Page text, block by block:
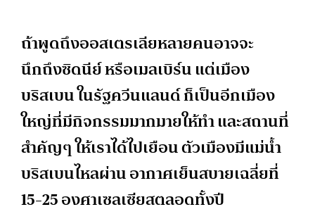
ถ้าพูดถึงออสเตรเลียหลายคนอาจจะ
นึกถึงซิดนีย์ หรือเมลเบิร์น แต่เมือง
บริสเบน ในรัฐควีนแลนด์ ก็เป็นอีกเมือง
ใหญ่ที่มีกิจกรรมมากมายให้ทำ และสถานที่
สำคัญๆ ให้เราได้ไปเยือน ตัวเมืองมีแม่น้ำ
บริสเบนไหลผ่าน อากาศเย็นสบายเฉลี่ยที่
15-25 องศาเซลเซียสตลอดทั้งปี